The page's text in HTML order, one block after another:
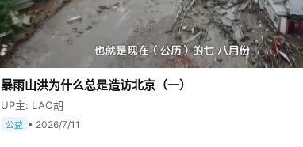
暴雨山洪为什么总是造访北京（一）
UP主: LAO胡
公益 • 2026/7/11